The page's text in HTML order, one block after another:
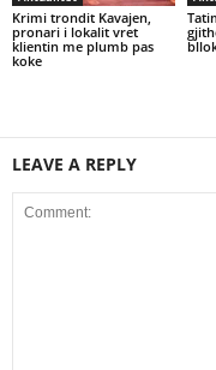
Krimi trondit Kavajen,
pronari i lokalit vret
klientin me plumb pas
koke
LEAVE A REPLY